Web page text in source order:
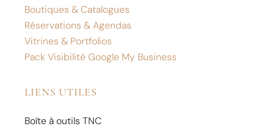
Boutiques & Catalogues
Réservations & Agendas
Vitrines & Portfolios
Pack Visibilité Google My Business
LIENS UTILES
Boîte à outils TNC